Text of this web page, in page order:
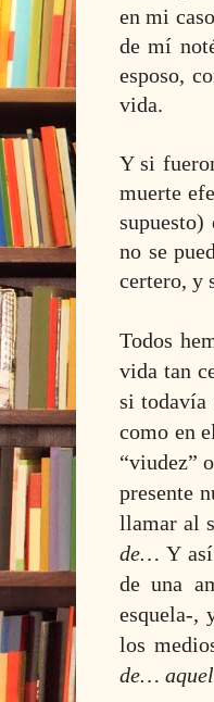
en mi
de mí
esposo,
vida.
Y si
muerte
no se
certero, y
Todos
vida tan
si todavía
como en
“viudez”
presente
llamar al
de…Y
de una
esquela-,
los
de…